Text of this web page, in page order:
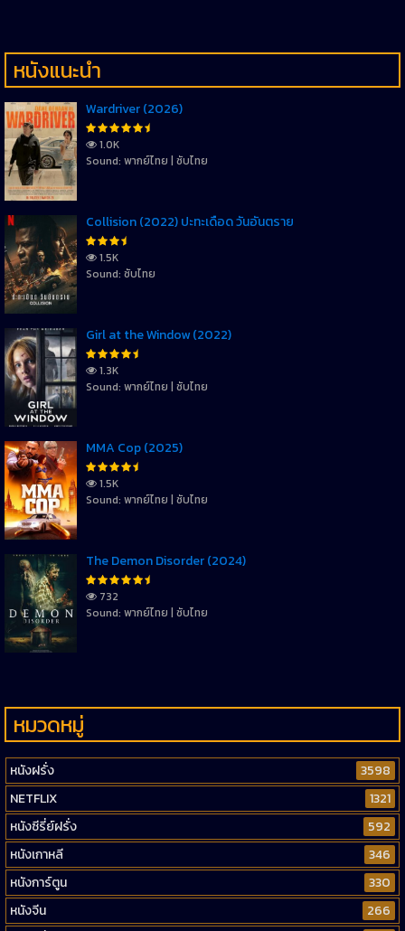
หนังแนะนำ
Wardriver (2026)
1.0K
Sound: พากย์ไทย | ซับไทย
Collision (2022) ปะทะเดือด วันอันตราย
1.5K
Sound: ซับไทย
Girl at the Window (2022)
1.3K
Sound: พากย์ไทย | ซับไทย
MMA Cop (2025)
1.5K
Sound: พากย์ไทย | ซับไทย
The Demon Disorder (2024)
732
Sound: พากย์ไทย | ซับไทย
หมวดหมู่
หนังฝรั่ง
3598
NETFLIX
1321
หนังซีรี่ย์ฝรั่ง
592
หนังเกาหลี
346
หนังการ์ตูน
330
หนังจีน
266